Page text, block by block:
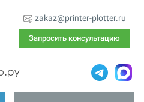
zakaz@printer-plotter.ru
Запросить консультацию